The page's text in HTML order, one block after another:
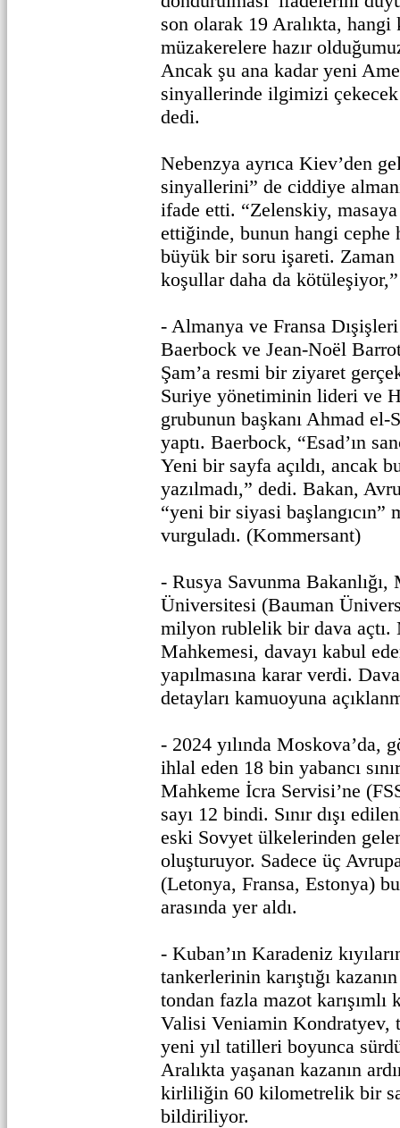
son olarak 19 Aralıkta, hangi
müzakerelere hazır
Ancak şu ana kadar yeni
sinyallerinde ilgimizi
dedi.
Nebenzya ayrıca Kiev’den
sinyallerini” de ciddiye
ifade etti. “Zelenskiy,
ettiğinde, bunun hangi cephe
büyük bir soru işareti.
koşullar daha da
- Almanya ve Fransa
Baerbock ve Jean-Noël
Şam’a resmi bir ziyaret
Suriye yönetiminin lideri ve
grubunun başkanı Ahmad el-
yaptı. Baerbock, “Esad’ın
Yeni bir sayfa açıldı, ancak
yazılmadı,” dedi. Bakan,
“yeni bir siyasi başlangıcın”
vurguladı. (Kommersant)
- Rusya Savunma
Üniversitesi (Bauman
milyon rublelik bir dava açtı.
Mahkemesi, davayı kabul
yapılmasına karar verdi.
detayları kamuoyuna
- 2024 yılında Moskova’da,
ihlal eden 18 bin yabancı
Mahkeme İcra Servisi’ne
sayı 12 bindi. Sınır dışı
eski Sovyet ülkelerinden
oluşturuyor. Sadece üç
(Letonya, Fransa, Estonya) bu
arasında yer aldı.
- Kuban’ın Karadeniz
tankerlerinin karıştığı
tondan fazla mazot
Valisi Veniamin Kondratyev,
yeni yıl tatilleri boyunca
Aralıkta yaşanan kazanın
kirliliğin 60 kilometrelik bir
bildiriliyor.